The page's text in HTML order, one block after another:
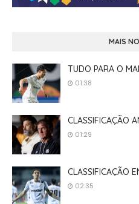
MAIS
TUDO PARA O
01:38
CLASSIFICAÇÃO
01:29
CLASSIFICAÇÃO
02:35